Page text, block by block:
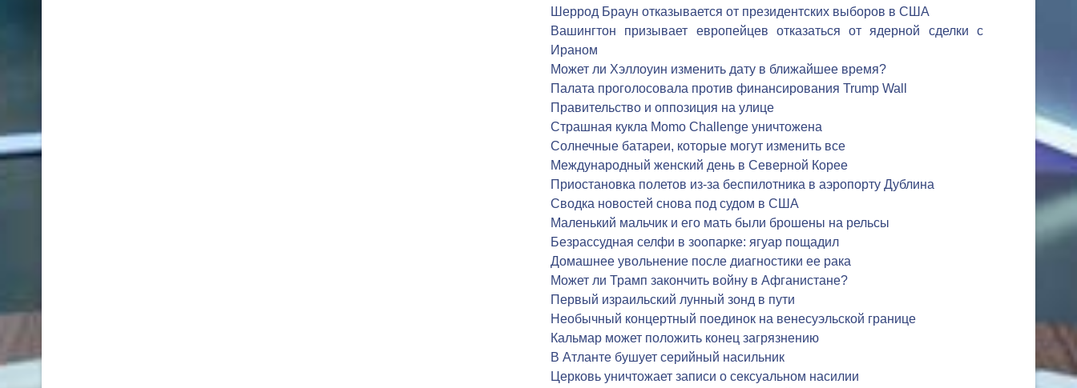
Шеррод Браун отказывается от президентских выборов в США
Вашингтон призывает европейцев отказаться от ядерной сделки с
Ираном
Может ли Хэллоуин изменить дату в ближайшее время?
Палата проголосовала против финансирования Trump Wall
Правительство и оппозиция на улице
Страшная кукла Momo Challenge уничтожена
Солнечные батареи, которые могут изменить все
Международный женский день в Северной Корее
Приостановка полетов из-за беспилотника в аэропорту Дублина
Сводка новостей снова под судом в США
Маленький мальчик и его мать были брошены на рельсы
Безрассудная селфи в зоопарке: ягуар пощадил
Домашнее увольнение после диагностики ее рака
Может ли Трамп закончить войну в Афганистане?
Первый израильский лунный зонд в пути
Необычный концертный поединок на венесуэльской границе
Кальмар может положить конец загрязнению
В Атланте бушует серийный насильник
Церковь уничтожает записи о сексуальном насилии